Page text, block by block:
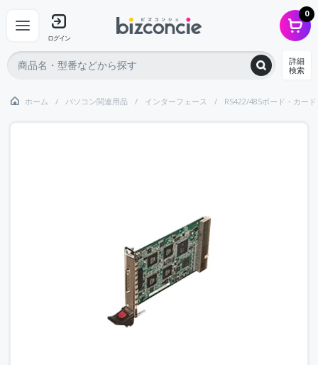
ログイン
0
詳細
検索
ホーム パソコン関連用品 インターフェース RS422/485ボード・カード